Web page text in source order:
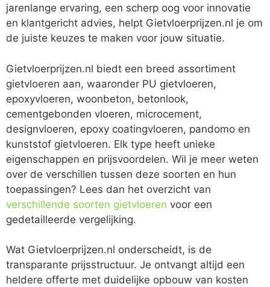
jarenlange ervaring, een scherp oog voor innovatie
en klantgericht advies, helpt Gietvloerprijzen.nl je om
de juiste keuzes te maken voor jouw situatie.
Gietvloerprijzen.nl biedt een breed assortiment
gietvloeren aan, waaronder PU gietvloeren,
epoxyvloeren, woonbeton, betonlook,
cementgebonden vloeren, microcement,
designvloeren, epoxy coatingvloeren, pandomo en
kunststof gietvloeren. Elk type heeft unieke
eigenschappen en prijsvoordelen. Wil je meer weten
over de verschillen tussen deze soorten en hun
toepassingen? Lees dan het overzicht van
verschillende soorten gietvloeren voor een
gedetailleerde vergelijking.
Wat Gietvloerprijzen.nl onderscheidt, is de
transparante prijsstructuur. Je ontvangt altijd een
heldere offerte met duidelijke opbouw van kosten